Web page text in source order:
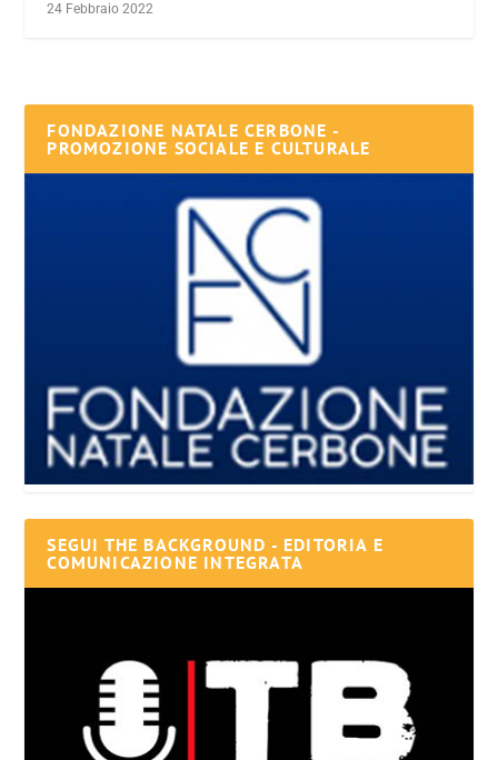
24 Febbraio 2022
FONDAZIONE NATALE CERBONE -
PROMOZIONE SOCIALE E CULTURALE
SEGUI THE BACKGROUND - EDITORIA E
COMUNICAZIONE INTEGRATA